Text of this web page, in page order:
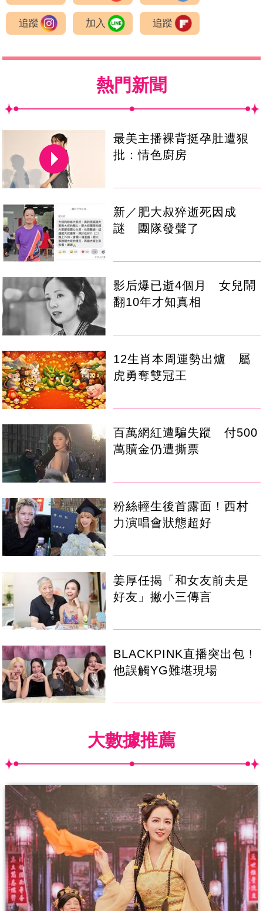
追蹤 加入 追蹤
熱門新聞
最美主播裸背挺孕肚遭狠
批：情色廚房
新／肥大叔猝逝死因成
謎 團隊發聲了
影后爆已逝4個月 女兒鬧
翻10年才知真相
12生肖本周運勢出爐 屬
虎勇奪雙冠王
百萬網紅遭騙失蹤 付500
萬贖金仍遭撕票
粉絲輕生後首露面！西村
力演唱會狀態超好
姜厚任揭「和女友前夫是
好友」撇小三傳言
BLACKPINK直播突出包！
他誤觸YG難堪現場
大數據推薦